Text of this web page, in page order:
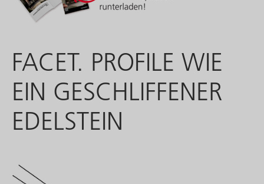
FACET. PROFILE WIE
EIN GESCHLIFFENER
EDELSTEIN